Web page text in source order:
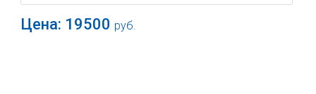
Цена: 19500 руб.